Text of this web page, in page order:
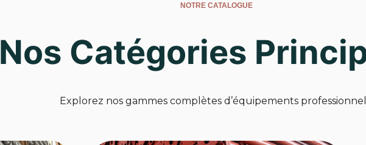
NOTRE CATALOGUE
Nos Catégories
Explorez nos gammes complètes d’équipements